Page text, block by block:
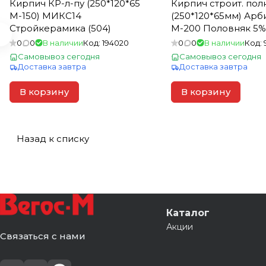
Кирпич КР-л-пу (250*120*65
М-150) МИКС14
Стройкерамика (504)
0 0 В наличииКод:194020
Самовывоз сегодня
Доставка завтра
В корзину
Кирпич строит.
(250*120*65мм)
М-200 Половняк
0 0 В наличииКод:
Самовывоз сегодня
Доставка завтра
В корзину
Назад к списку
Связаться с нами
Каталог
Акции